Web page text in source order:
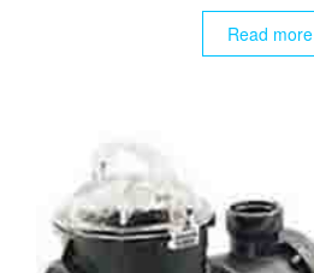
Read more